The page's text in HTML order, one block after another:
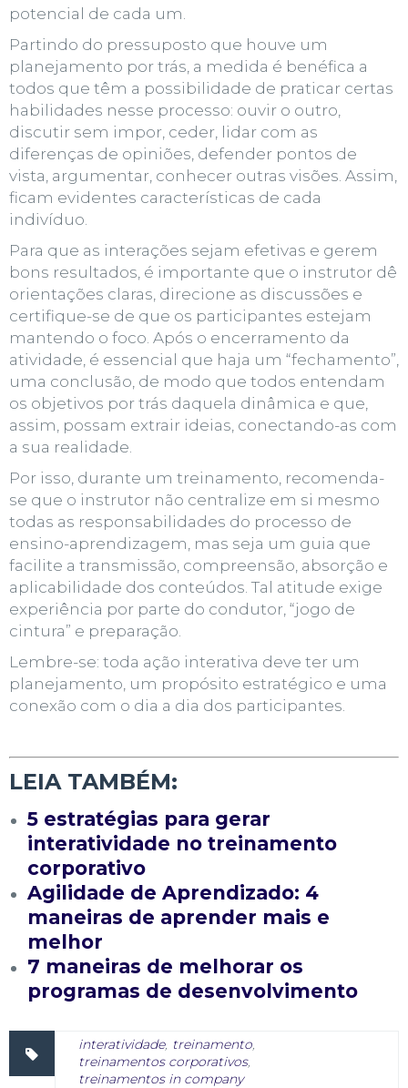
potencial de cada um.
Partindo do pressuposto que houve um
planejamento por trás, a medida é benéfica a
todos que têm a possibilidade de praticar certas
habilidades nesse processo: ouvir o outro,
discutir sem impor, ceder, lidar com as
diferenças de opiniões, defender pontos de
vista, argumentar, conhecer outras visões. Assim,
ficam evidentes características de cada
indivíduo.
Para que as interações sejam efetivas e gerem
bons resultados, é importante que o instrutor dê
orientações claras, direcione as discussões e
certifique-se de que os participantes estejam
mantendo o foco. Após o encerramento da
atividade, é essencial que haja um “fechamento”,
uma conclusão, de modo que todos entendam
os objetivos por trás daquela dinâmica e que,
assim, possam extrair ideias, conectando-as com
a sua realidade.
Por isso, durante um treinamento, recomenda-
se que o instrutor não centralize em si mesmo
todas as responsabilidades do processo de
ensino-aprendizagem, mas seja um guia que
facilite a transmissão, compreensão, absorção e
aplicabilidade dos conteúdos. Tal atitude exige
experiência por parte do condutor, “jogo de
cintura” e preparação.
Lembre-se: toda ação interativa deve ter um
planejamento, um propósito estratégico e uma
conexão com o dia a dia dos participantes.
LEIA TAMBÉM:
5 estratégias para gerar
interatividade no treinamento
corporativo
Agilidade de Aprendizado: 4
maneiras de aprender mais e
melhor
7 maneiras de melhorar os
programas de desenvolvimento
interatividade, treinamento,
treinamentos corporativos,
treinamentos in company